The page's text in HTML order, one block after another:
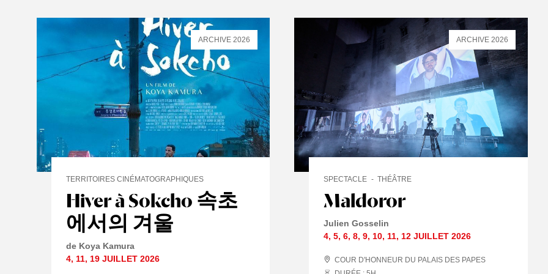
Hiver à Sokcho 속초
에서의 겨울
TERRITOIRES CINÉMATOGRAPHIQUES
de Koya Kamura
4, 11, 19 JUILLET 2026
ARCHIVE 2026
Maldoror
SPECTACLE THÉÂTRE
Julien Gosselin
4,5,6,8,9, 10, 11, 12 JUILLET 2026
COUR D'HONNEUR DU PALAIS DES PAPES
ARCHIVE 2026